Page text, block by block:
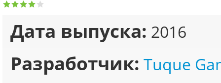
Дата выпуска: 2016
Разработчик: Tuque